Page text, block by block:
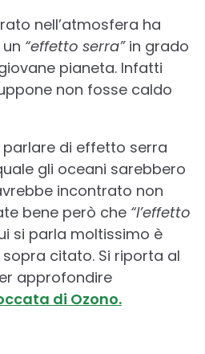
nell’atmosfera ha
“effetto serra”in grado
pianeta. Infatti
non fosse caldo
parlare di effetto serra
gli oceani sarebbero
incontrato non
bene però che “l’effetto
si parla moltissimo è
citato. Si riporta al
approfondire
di Ozono.